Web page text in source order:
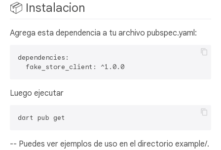
📦 Instalacion
Agrega esta dependencia a tu archivo pubspec.yaml:
dependencies:
Luego ejecutar
-- Puedes ver ejemplos de uso en el directorio example/.